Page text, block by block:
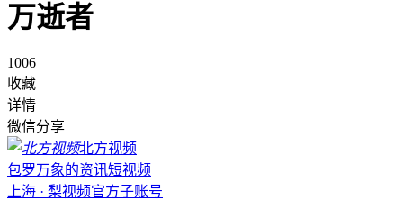
万逝者
1006
收藏
详情
微信分享
北方视频
包罗万象的资讯短视频
上海 · 梨视频官方子账号